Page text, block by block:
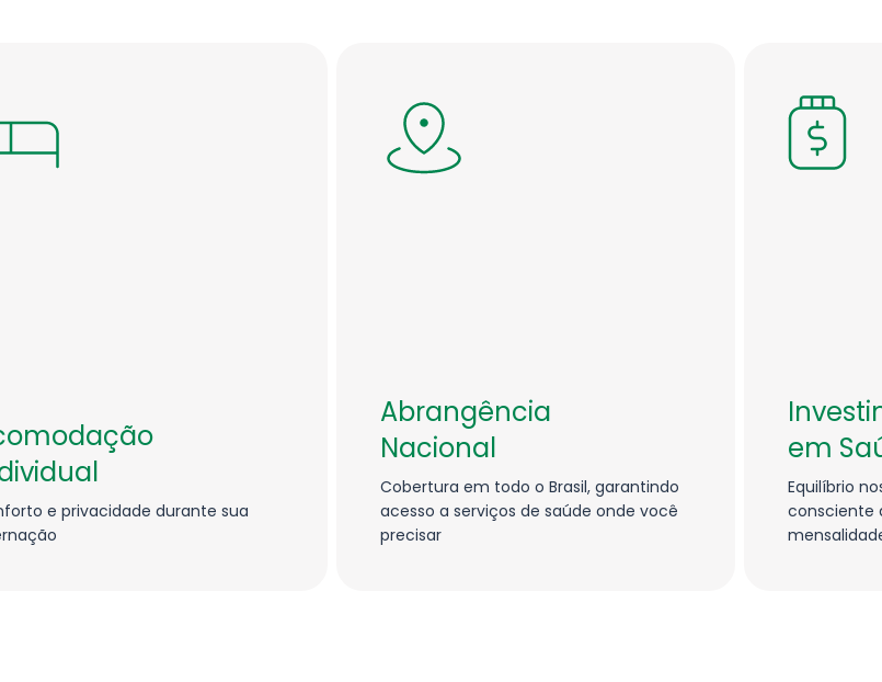
e privacidade durante sua
Abrangência
Nacional
Cobertura em todo o Brasil, garantindo
acesso a serviços de saúde onde você
precisar
em
Equilíbrio
consciente